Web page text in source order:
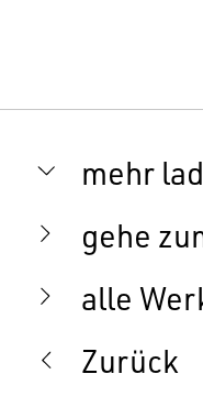
mehr
gehe
alle
Zurück